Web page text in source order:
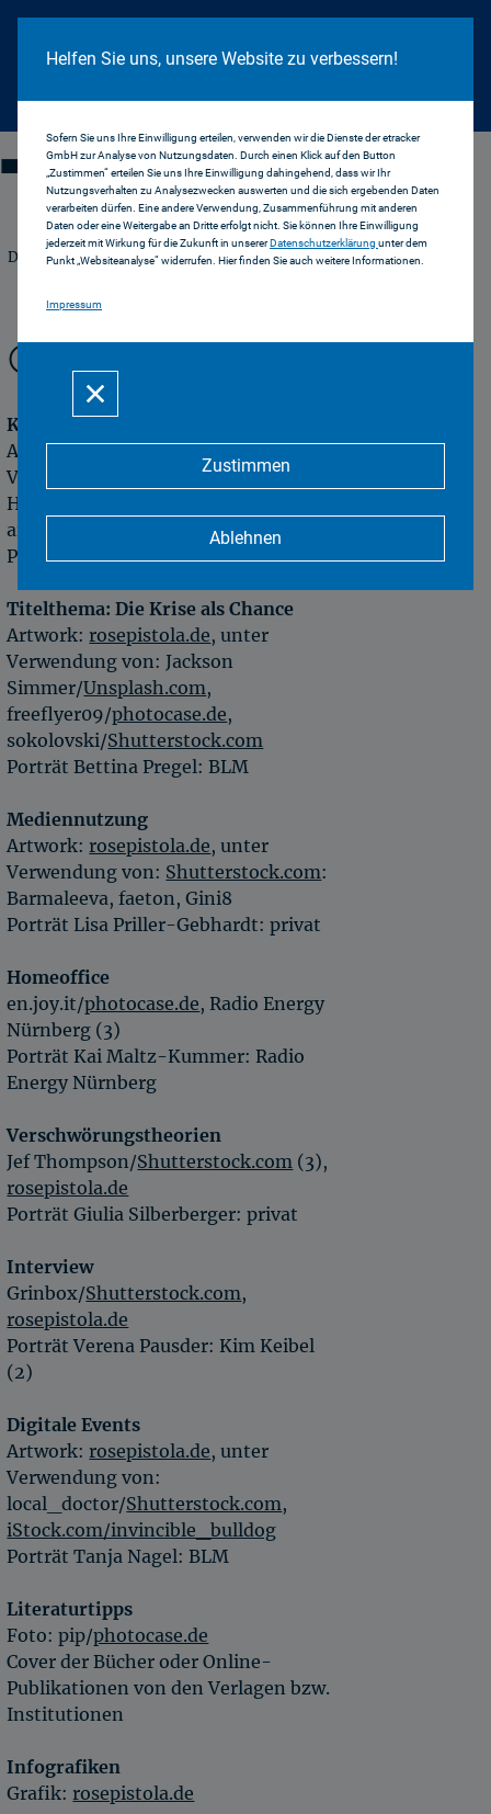
Cookie Hinweis
Helfen Sie uns, unsere Website zu verbessern!
Sofern Sie uns Ihre Einwilligung erteilen, verwenden wir die Dienste der etracker
GmbH zur Analyse von Nutzungsdaten. Durch einen Klick auf den Button
„Zustimmen“ erteilen Sie uns Ihre Einwilligung dahingehend, dass wir Ihr
Nutzungsverhalten zu Analysezwecken auswerten und die sich ergebenden Daten
verarbeiten dürfen. Eine andere Verwendung, Zusammenführung mit anderen
Daten oder eine Weitergabe an Dritte erfolgt nicht. Sie können Ihre Einwilligung
jederzeit mit Wirkung für die Zukunft in unsererDatenschutzerklärung unter dem
Punkt „Websiteanalyse“ widerrufen. Hier finden Sie auch weitere Informationen.
Impressum
Zustimmen
Ablehnen
TENDENZ
Das Magazin der Bayerischen Landeszentrale für
CREDITLISTE
Key Visual + Editorial
Artwork:rosepistola.de, unter
Verwendung von: Stephanie
Harvey/
artist/
Shutterstock.com
Porträt Siegfried Schneider: BLM
Titelthema: Die Krise als Chance
Artwork:rosepistola.de, unter
Verwendung von: Jackson
Simmer/Unsplash.com,
freeflyer09/photocase.de,
sokolovski/Shutterstock.com
Porträt Bettina Pregel: BLM
Mediennutzung
Artwork:rosepistola.de, unter
Verwendung von: Shutterstock.com:
Barmaleeva, faeton, Gini8
Porträt Lisa Priller-Gebhardt: privat
Homeoffice
en.joy.it/photocase.de, Radio Energy
Nürnberg (3)
Porträt Kai Maltz-Kummer: Radio
Energy Nürnberg
Verschwörungstheorien
Jef Thompson/Shutterstock.com (3),
rosepistola.de
Porträt Giulia Silberberger: privat
Interview
Grinbox/Shutterstock.com,
rosepistola.de
Porträt Verena Pausder: Kim Keibel
(2)
Digitale Events
Artwork:rosepistola.de, unter
Verwendung von:
local_doctor/Shutterstock.com,
iStock.com/invincible_bulldog
Porträt Tanja Nagel: BLM
Literaturtipps
Foto: pip/photocase.de
Cover der Bücher oder Online-
Publikationen von den Verlagen bzw.
Institutionen
Infografiken
Grafik:rosepistola.de